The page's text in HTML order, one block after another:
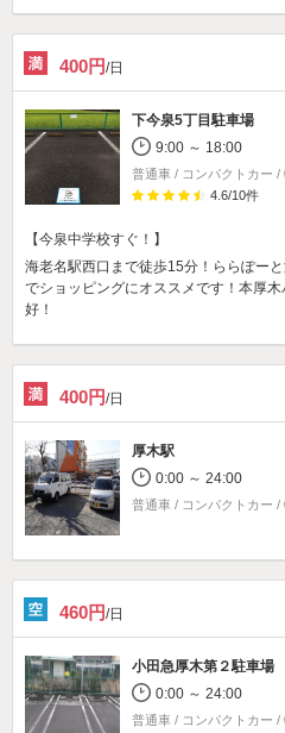
400円/日
下今泉5丁目駐車場
9:00 ～ 18:00
普通車 / コンパクトカー /
4.6/10件
【今泉中学校すぐ！】
海老名駅西口まで徒歩15分！ららぽー
でショッピングにオススメです！本厚
好！
400円/日
厚木駅
0:00 ～ 24:00
普通車 / コンパクトカー /
460円/日
小田急厚木第２駐車場
0:00 ～ 24:00
普通車 / コンパクトカー /